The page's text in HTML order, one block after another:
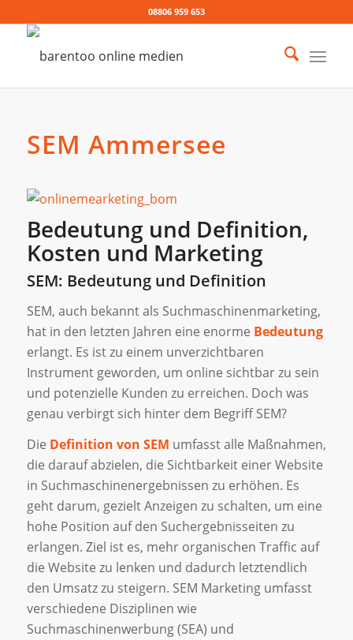
08806 959 653
SEM Ammersee
Bedeutung und Definition,
Kosten und Marketing
SEM: Bedeutung und Definition
SEM, auch bekannt als Suchmaschinenmarketing,
hat in den letzten Jahren eine enorme Bedeutung
erlangt. Es ist zu einem unverzichtbaren
Instrument geworden, um online sichtbar zu sein
und potenzielle Kunden zu erreichen. Doch was
genau verbirgt sich hinter dem Begriff SEM?
Die Definition von SEM umfasst alle Maßnahmen,
die darauf abzielen, die Sichtbarkeit einer Website
in Suchmaschinenergebnissen zu erhöhen. Es
geht darum, gezielt Anzeigen zu schalten, um eine
hohe Position auf den Suchergebnisseiten zu
erlangen. Ziel ist es, mehr organischen Traffic auf
die Website zu lenken und dadurch letztendlich
den Umsatz zu steigern. SEM Marketing umfasst
verschiedene Disziplinen wie
Suchmaschinenwerbung (SEA) und